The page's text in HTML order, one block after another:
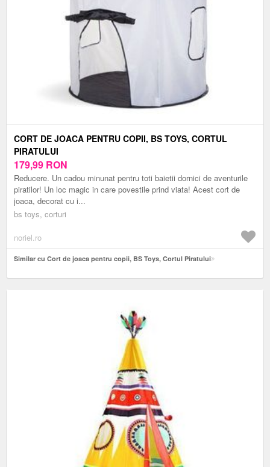
CORT DE JOACA PENTRU COPII, BS TOYS, CORTUL
PIRATULUI
179,99 RON
Reducere. Un cadou minunat pentru toti baietii dornici de aventurile
piratilor! Un loc magic in care povestile prind viata! Acest cort de
joaca, decorat cu i...
bs toys, corturi
noriel.ro
Similar cu Cort de joaca pentru copii, BS Toys, Cortul Piratului